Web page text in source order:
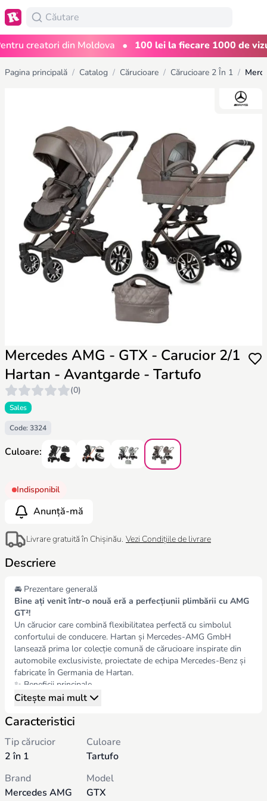
creatori din Moldova • 100 lei la fiecare 1000 de
Pagina principală / Catalog / Cărucioare / Cărucioare 2 În 1 /
Mercedes AMG - GTX - Carucior 2/1
Hartan - Avantgarde - Tartufo
(0)
Sales
Code: 3324
Culoare:
Indisponibil
Anunță-mă
Livrare gratuită în Chișinău. Vezi Condițiile de livrare
Descriere
🚘 Prezentare generală
Bine ați venit într-o nouă eră a perfecțiunii plimbării cu AMG
GT²!
Un cărucior care combină flexibilitatea perfectă cu simbolul
confortului de conducere. Hartan și Mercedes-AMG GmbH
lansează prima lor colecție comună de cărucioare inspirate din
automobile exclusiviste, proiectate de echipa Mercedes-Benz și
fabricate în Germania de Hartan.
✨ Beneficii principale
Spătar multi-reglabil
Parasolar rabatabil
Unitate de scaun convertibilă cu sistem de clic de siguranță
Roți cu spițe încrucișat
Funcție de pliere, ușor și stabil, pentru primele 6 luni
Zonă de climatizare reglabilă infinit și fereastră de vizualizare
Citește mai mult
Caracteristici
Tip cărucior
2 în 1
Culoare
Tartufo
Brand
Mercedes AMG
Model
GTX